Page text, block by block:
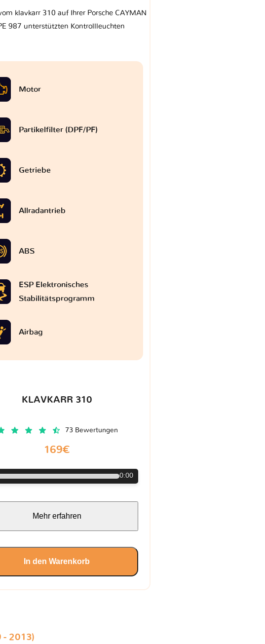
klavkarr 310 auf Ihrer Porsche CAYMAN
987 unterstützten Kontrollleuchten
Motor
Partikelfilter (DPF/PF)
Getriebe
Allradantrieb
ABS
ESP Elektronisches
Stabilitätsprogramm
Airbag
KLAVKARR 310
73 Bewertungen
169€
0:00
Mehr erfahren
In den Warenkorb
- 2013)